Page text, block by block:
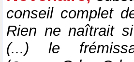
conseil complet
Rien ne naîtrait
(...) le